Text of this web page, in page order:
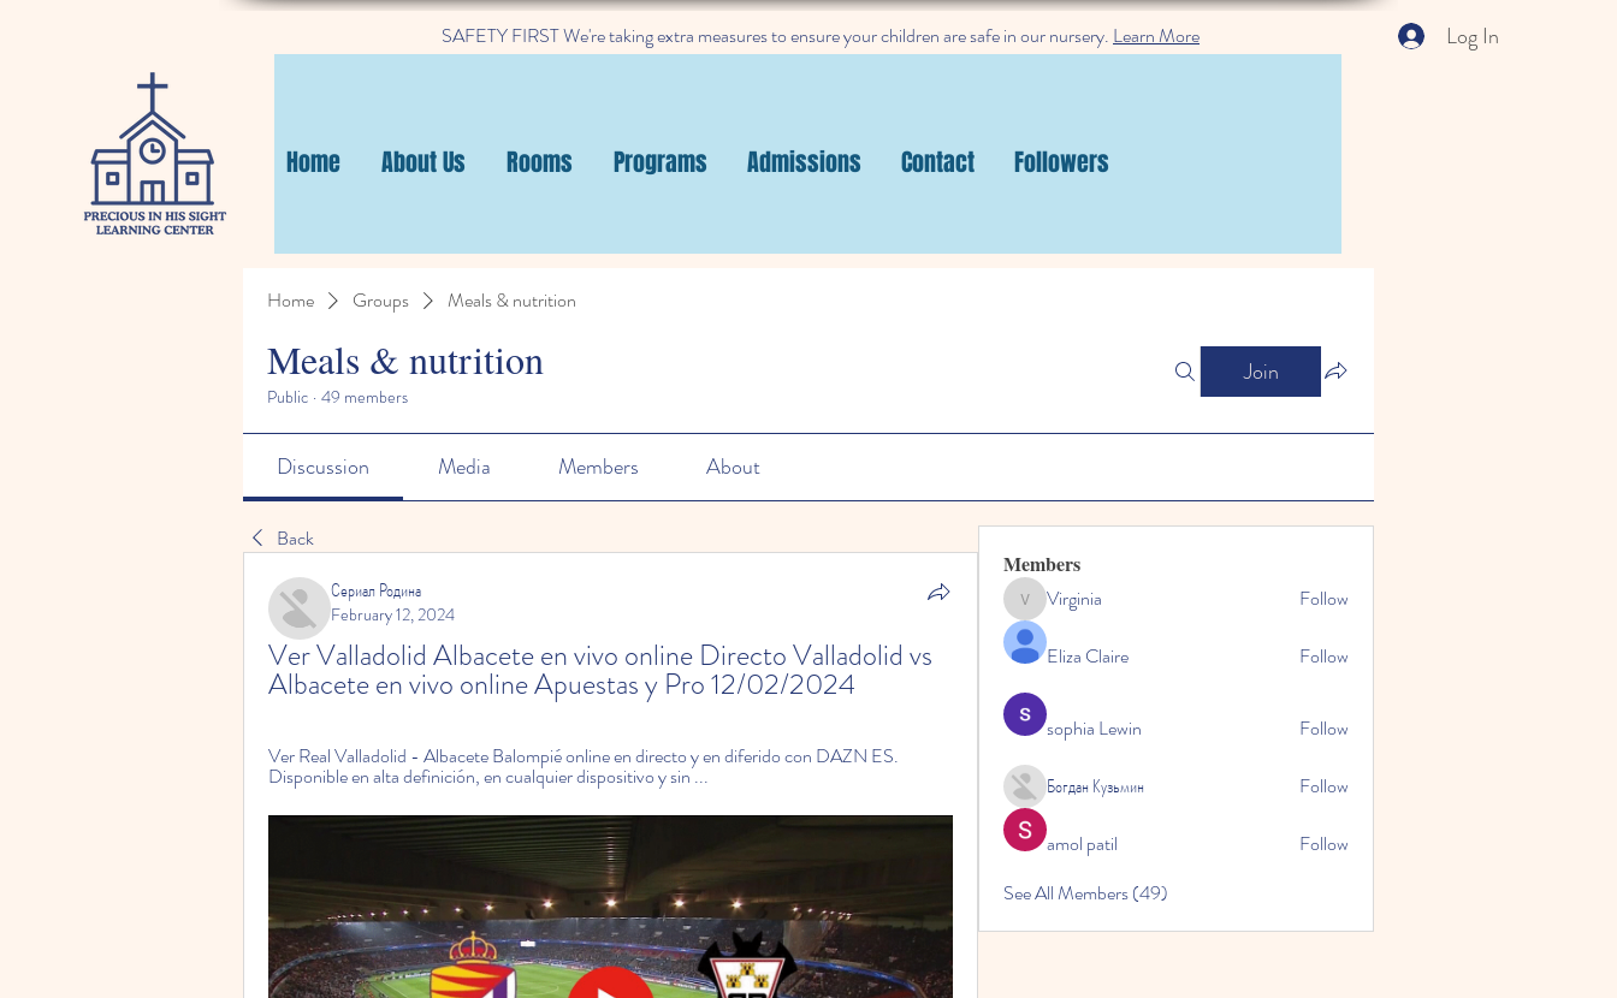
Log In
SAFETY FIRST We're taking extra measures to ensure your children are safe in our nursery. Learn More
Home About Us Rooms Programs Admissions Contact Followers
Home Groups Meals & nutrition
Meals & nutrition
Public · 49 members
Join
Discussion Media Members About
Back
Сериал Родина
February 12, 2024
Ver Valladolid Albacete en vivo online Directo Valladolid vs
Albacete en vivo online Apuestas y Pro 12/02/2024
Ver Real Valladolid - Albacete Balompié online en directo y en diferido con DAZN ES.
Disponible en alta definición, en cualquier dispositivo y sin ...
Members
VirginiaVirginia Follow
Eliza Claire Follow
sophia Lewin Follow
Богдан Кузьмин Follow
amol patil
Follow
See All Members (49)